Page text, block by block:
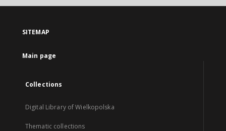
SITEMAP
Main page
Collections
Digital Library of Wielkopolska
Thematic collections